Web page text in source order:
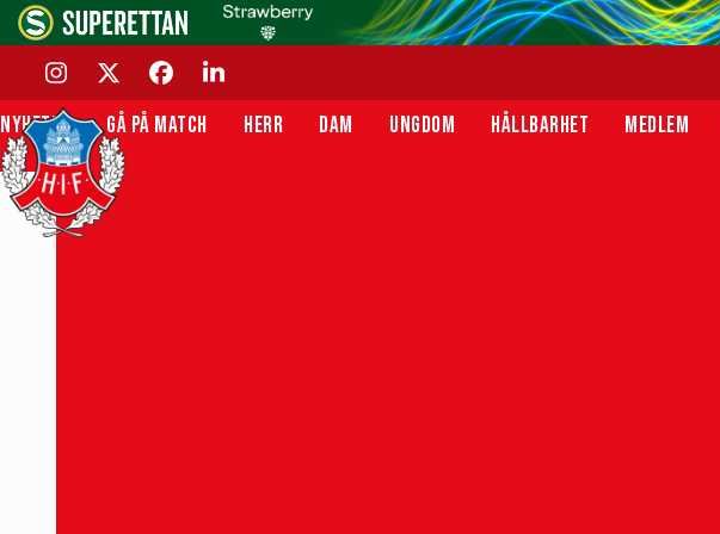
Skip
to
contentINSTAGRAM
TWITTERFACEBOOK
LINKEDIN
NYHETER GÅ PÅ MATCH HERR DAM UNGDOM HÅLLBARHET MEDLEM